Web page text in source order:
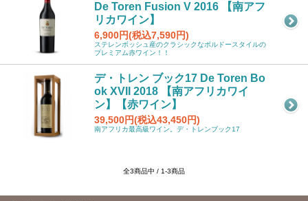
De Toren Fusion V 2016 【南アフ
リカワイン】
6,900円(税込7,590円)
ステレンボッシュ産のクラシックなボルドースタイルの
プレミアム赤ワイン！！
デ・トレン ブック17 De Toren Bo
ok XVII 2018 【南アフリカワイ
ン】【赤ワイン】
39,500円(税込43,450円)
南アフリカ最高級ワイン。デ・トレンブック17
全3商品中 / 1-3商品